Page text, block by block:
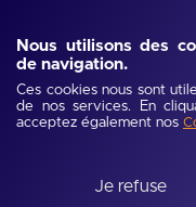
Nous utilisons des
de navigation.
Ces cookies nous sont
de nos services. En
acceptez également nos
Je refuse
Cette offre n’est
Ref :UJEV6a1def02e091c